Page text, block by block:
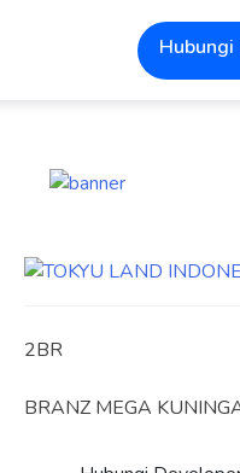
Hubungi
2BR
BRANZ MEGA